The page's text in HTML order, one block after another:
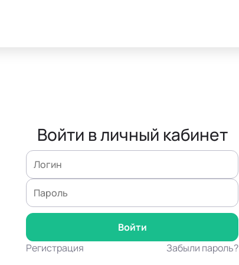
Войти в личный кабинет
Регистрация Забыли пароль?